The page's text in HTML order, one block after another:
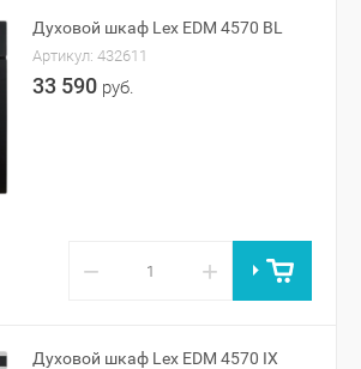
Духовой шкаф Lex EDM 4570 BL
Артикул: 432611
33 590 руб.
− +
Духовой шкаф Lex EDM 4570 IX